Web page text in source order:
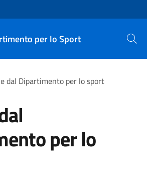
per lo Sport Cerca
dal Dipartimento per lo sport
per lo